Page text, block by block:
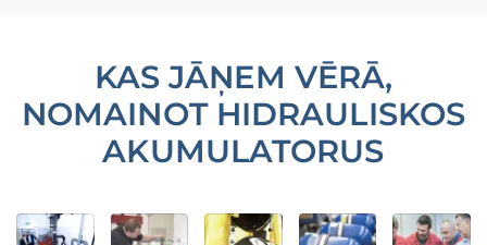
KAS JĀŅEM VĒRĀ,
NOMAINOT HIDRAULISKOS
AKUMULATORUS